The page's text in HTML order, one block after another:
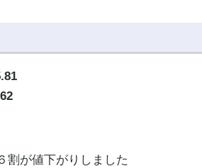
割が値下がりしました